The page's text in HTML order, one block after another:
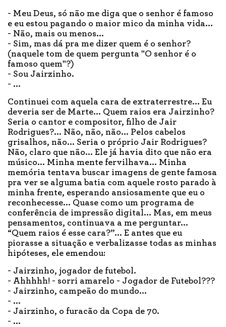
- Meu Deus, só não me diga que o senhor é famoso
e eu estou pagando o maior mico da minha vida...
- Não, mais ou menos...
- Sim, mas dá pra me dizer quem é o senhor?
(naquele tom de quem pergunta "O senhor é o
famoso quem"?)
- Sou Jairzinho.
- ...
Continuei com aquela cara de extraterrestre... Eu
deveria ser de Marte... Quem raios era Jairzinho?
Seria o cantor e compositor, filho de Jair
Rodrigues?... Não, não, não... Pelos cabelos
grisalhos, não... Seria o próprio Jair Rodrigues?
Não, claro que não... Ele já havia dito que não era
músico... Minha mente fervilhava... Minha
memória tentava buscar imagens de gente famosa
pra ver se alguma batia com aquele rosto parado à
minha frente, esperando ansiosamente que eu o
reconhecesse... Quase como um programa de
conferência de impressão digital... Mas, em meus
pensamentos, continuava a me perguntar...
“Quem raios é esse cara?”... E antes que eu
piorasse a situação e verbalizasse todas as minhas
hipóteses, ele emendou:
- Jairzinho, jogador de futebol.
- Ahhhhh! - sorri amarelo - Jogador de Futebol???
- Jairzinho, campeão do mundo...
- ...
- Jairzinho, o furacão da Copa de 70.
- ...